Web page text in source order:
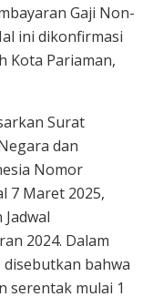
Gaji Non-
ini dikonfirmasi
Kota Pariaman,
Surat
dan
Nomor
7 Maret 2025,
2024. Dalam
bahwa
serentak mulai 1